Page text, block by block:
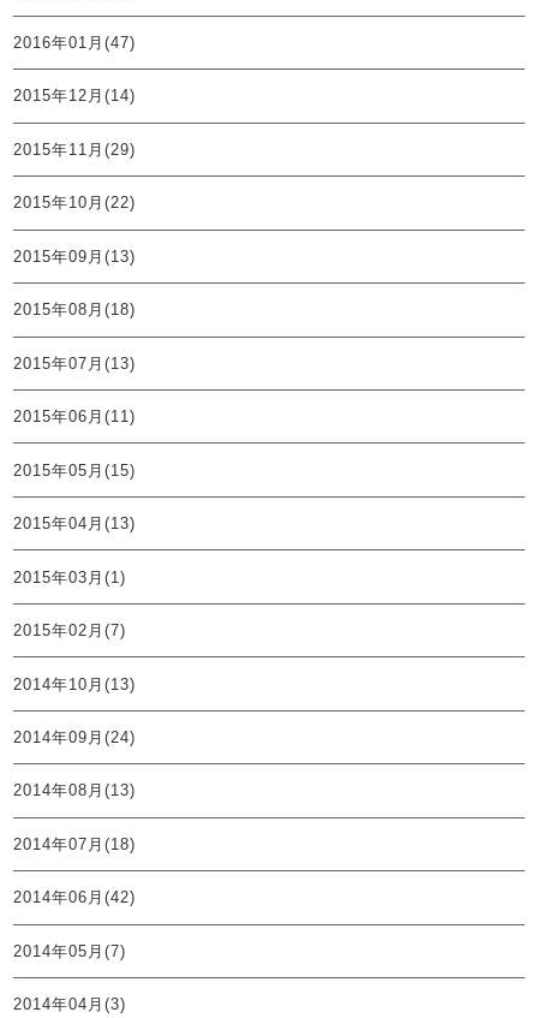
2016年01月(47)
2015年12月(14)
2015年11月(29)
2015年10月(22)
2015年09月(13)
2015年08月(18)
2015年07月(13)
2015年06月(11)
2015年05月(15)
2015年04月(13)
2015年03月(1)
2015年02月(7)
2014年10月(13)
2014年09月(24)
2014年08月(13)
2014年07月(18)
2014年06月(42)
2014年05月(7)
2014年04月(3)